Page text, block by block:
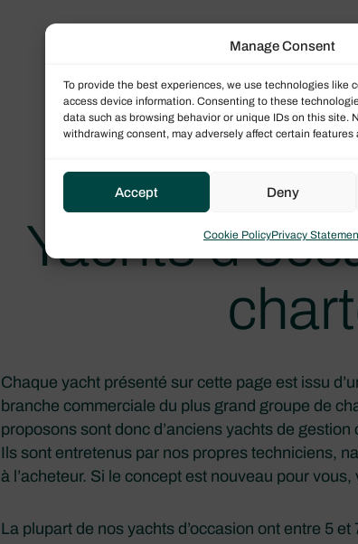
Manage Consent
To provide the best experiences, we use technologies like
access device information. Consenting to these
data such as browsing behavior or unique IDs on this site.
withdrawing consent, may adversely affect certain features
Accept Deny
Cookie PolicyPrivacy
1
Yachts
Chaque yacht présenté sur cette page est issu
branche commerciale du plus grand groupe de
proposons sont donc d’anciens yachts de
Ils sont entretenus par nos propres techniciens,
à l’acheteur. Si le concept est nouveau pour
La plupart de nos yachts d’occasion ont entre 5